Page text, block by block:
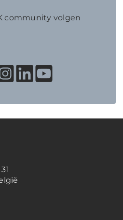
community volgen